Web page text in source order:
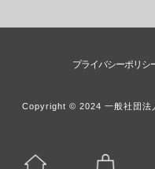
プライバシーポリシ
Copyright © 2024 一般社団法